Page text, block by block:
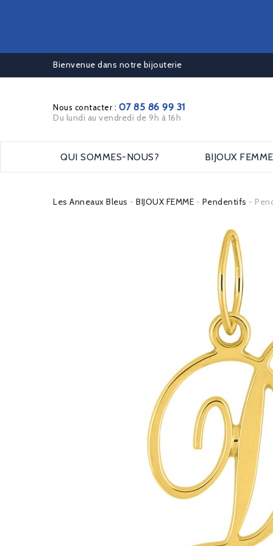
Bienvenue dans notre bijouterie
Nous contacter : 07 85 86 99 31
Du lundi au vendredi de 9h à 16h
QUI SOMMES-NOUS? BIJOUX FEMME
Les Anneaux Bleus BIJOUX FEMME Pendentifs